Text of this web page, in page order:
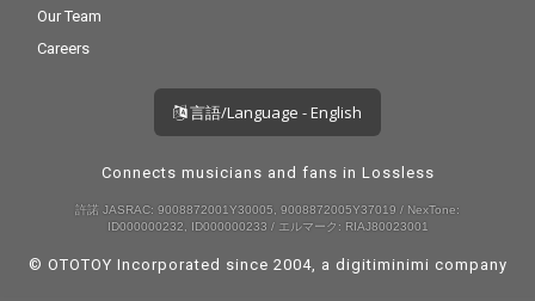
Our Team
Careers
言語/Language - English
Connects musicians and fans in Lossless
許諾 JASRAC: 9008872001Y30005, 9008872005Y37019 / NexTone:
ID000000232, ID000000233 / エルマーク: RIAJ80023001
© OTOTOY Incorporated since 2004, a digitiminimi company